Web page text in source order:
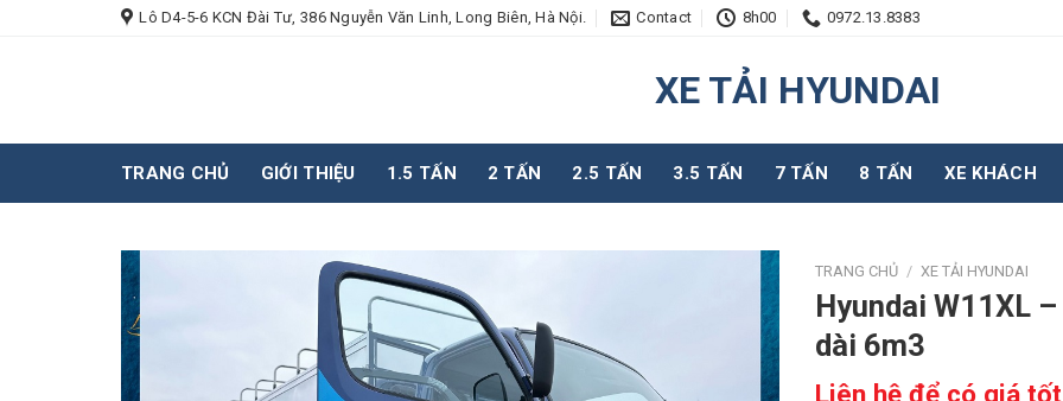
Lô D4-5-6 KCN Đài Tư, 386 Nguyễn Văn Linh, Long Biên, Hà Nội. Contact 8h00 0972.13.8383
XE TẢI HYUNDAI
TRANG CHỦ GIỚI THIỆU 1.5 TẤN 2 TẤN 2.5 TẤN 3.5 TẤN 7 TẤN 8 TẤN XE KHÁCH
TRANG CHỦ / XE TẢI HYUNDAI
Hyundai W11XL
dài 6m3
Liên hệ để có giá tốt